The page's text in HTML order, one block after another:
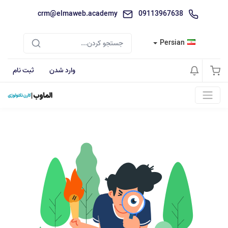
09113967638
crm@elmaweb.academy
Persian
وارد شدن ثبت نام